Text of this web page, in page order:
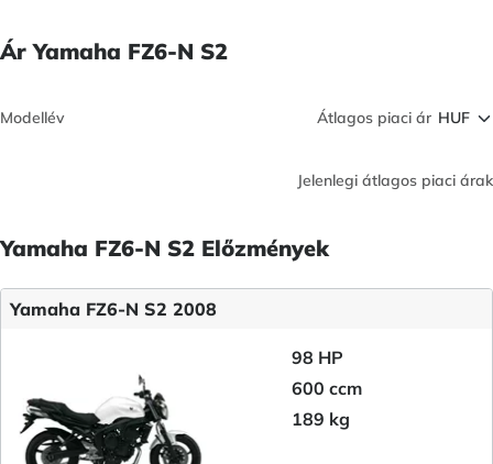
Ár Yamaha FZ6-N S2
Modellév Átlagos piaci ár
Jelenlegi átlagos piaci árak
Yamaha FZ6-N S2 Előzmények
Yamaha FZ6-N S2 2008
98 HP
600 ccm
189 kg